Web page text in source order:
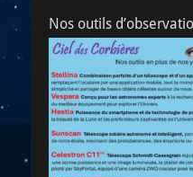
Nos outils